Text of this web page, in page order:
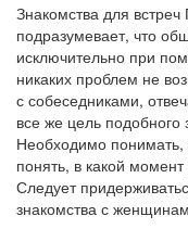
Знакомства для
подразумевает, что
исключительно при
никаких проблем не
с собеседниками,
все же цель подобного
Необходимо понимать,
понять, в какой
Следует
знакомства с